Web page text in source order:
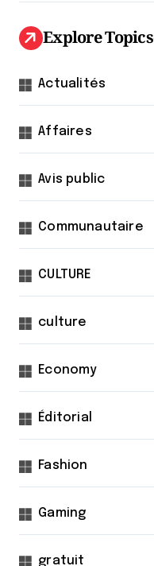
Explore Topics
Actualités
Affaires
Avis public
Communautaire
CULTURE
culture
Economy
Éditorial
Fashion
Gaming
gratuit